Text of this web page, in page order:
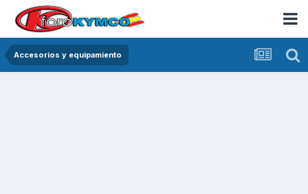
Accesorios y equipamiento